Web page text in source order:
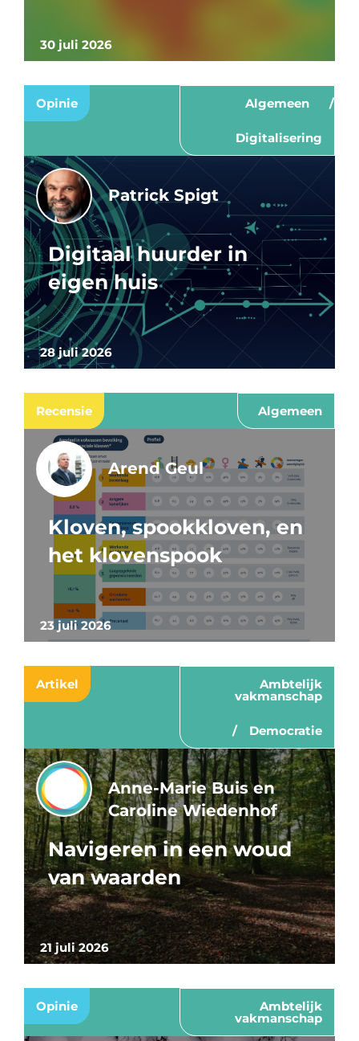
30 juli 2026
Opinie Algemeen
Digitalisering
28 juli 2026
Patrick Spigt
Digitaal huurder in
eigen huis
Recensie Algemeen
23 juli 2026
Arend Geul
Kloven, spookkloven, en
het klovenspook
Artikel Ambtelijk
vakmanschap
Democratie
21 juli 2026
Anne-Marie Buis en
Caroline Wiedenhof
Navigeren in een woud
van waarden
Opinie Ambtelijk
vakmanschap